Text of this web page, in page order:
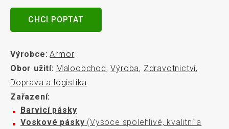
CHCI POPTAT
Výrobce: Armor
Obor užití: Maloobchod ,Výroba, Zdravotnictví,
Doprava a logistika
Zařazení:
Barvicí pásky
Voskové pásky (Vysoce spolehlivé, kvalitní a